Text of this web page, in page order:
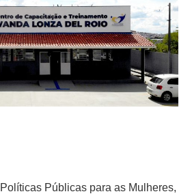
Públicas para as Mulheres,